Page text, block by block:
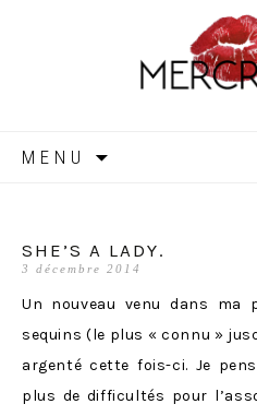
MENU
SHE’S A LADY.
3 décembre 2014
Un nouveau venu dans ma
sequins (le plus « connu »
argenté cette fois-ci. Je
plus de difficultés pour